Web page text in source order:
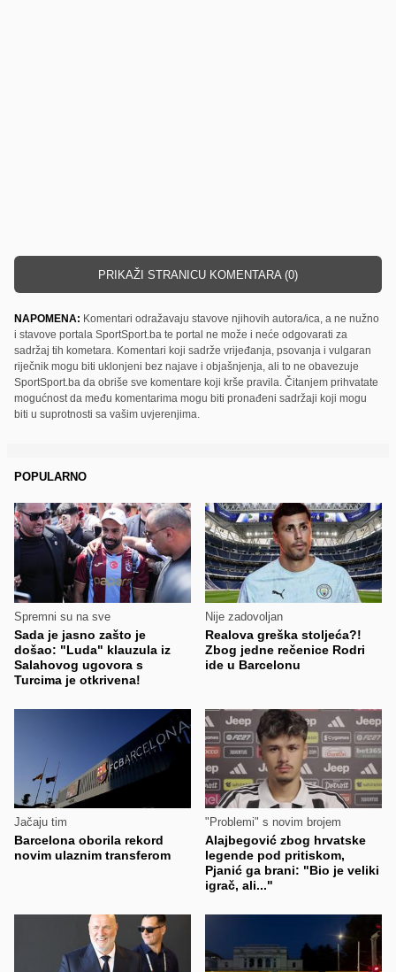
PRIKAŽI STRANICU KOMENTARA (0)
NAPOMENA: Komentari odražavaju stavove njihovih autora/ica, a ne nužno
i stavove portala SportSport.ba te portal ne može i neće odgovarati za
sadržaj tih kometara. Komentari koji sadrže vrijeđanja, psovanja i vulgaran
riječnik mogu biti uklonjeni bez najave i objašnjenja, ali to ne obavezuje
SportSport.ba da obriše sve komentare koji krše pravila. Čitanjem prihvatate
mogućnost da među komentarima mogu biti pronađeni sadržaji koji mogu
biti u suprotnosti sa vašim uvjerenjima.
POPULARNO
Spremni su na sve
Sada je jasno zašto je
došao: "Luda" klauzula iz
Salahovog ugovora s
Turcima je otkrivena!
Nije zadovoljan
Realova greška stoljeća?!
Zbog jedne rečenice Rodri
ide u Barcelonu
Jačaju tim
Barcelona oborila rekord
novim ulaznim transferom
"Problemi" s novim brojem
Alajbegović zbog hrvatske
legende pod pritiskom,
Pjanić ga brani: "Bio je veliki
igrač, ali..."